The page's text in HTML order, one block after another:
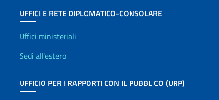
UFFICI E RETE DIPLOMATICO-CONSOLARE
Uffici e Rete diplomatica
Uffici ministeriali
Sedi all'estero
UFFICIO PER I RAPPORTI CON IL PUBBLICO (URP)